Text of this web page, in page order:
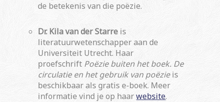
de betekenis van die poëzie.
Dr. Kila van der Starre is
literatuurwetenschapper aan de
Universiteit Utrecht. Haar
proefschrift Poëzie buiten het boek. De
circulatie en het gebruik van poëzieis
beschikbaar als gratis e-boek. Meer
informatie vind je op haarwebsite.